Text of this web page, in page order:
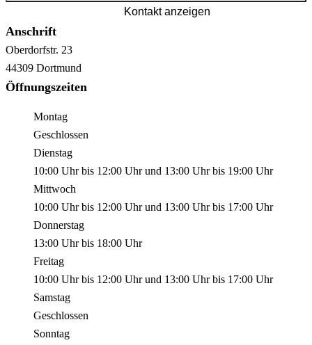
Kontakt anzeigen
Anschrift
Oberdorfstr. 23
44309 Dortmund
Öffnungszeiten
Montag
Geschlossen
Dienstag
10:00 Uhrbis 12:00 Uhrund 13:00 Uhrbis 19:00 Uhr
Mittwoch
10:00 Uhrbis 12:00 Uhrund 13:00 Uhrbis 17:00 Uhr
Donnerstag
13:00 Uhrbis 18:00 Uhr
Freitag
10:00 Uhrbis 12:00 Uhrund 13:00 Uhrbis 17:00 Uhr
Samstag
Geschlossen
Sonntag